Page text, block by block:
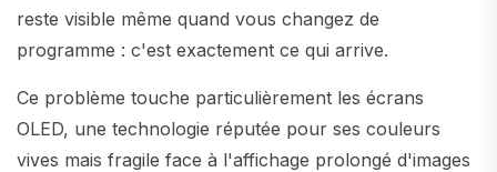
reste visible même quand vous changez de
programme : c'est exactement ce qui arrive.
Ce problème touche particulièrement les écrans
OLED, une technologie réputée pour ses couleurs
vives mais fragile face à l'affichage prolongé d'images